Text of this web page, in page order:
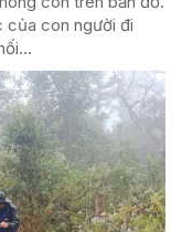
của con người đi